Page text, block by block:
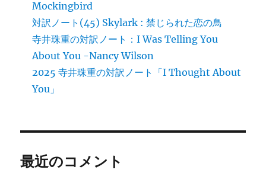
Mockingbird
対訳ノート(45) Skylark : 禁じられた恋の鳥
寺井珠重の対訳ノート：I Was Telling You
About You -Nancy Wilson
2025 寺井珠重の対訳ノート「I Thought About
You」
最近のコメント